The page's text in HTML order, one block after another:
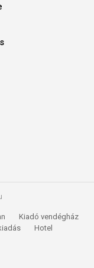
Kiadó vendégház
Hotel